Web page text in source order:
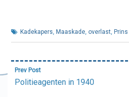
Kadekapers, Maaskade, overlast,
Bericht
navigatie
Prev Post
Politieagenten in 1940